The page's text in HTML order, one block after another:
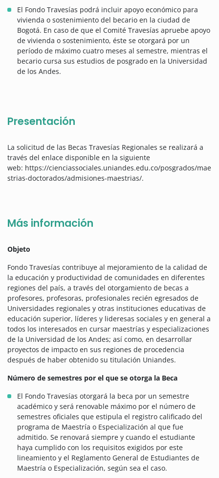
El Fondo Travesías podrá incluir apoyo económico para
vivienda o sostenimiento del becario en la ciudad de
Bogotá. En caso de que el Comité Travesías apruebe apoyo
de vivienda o sostenimiento, éste se otorgará por un
período de máximo cuatro meses al semestre, mientras el
becario cursa sus estudios de posgrado en la Universidad
de los Andes.
Presentación
La solicitud de las Becas Travesías Regionales se realizará a
través del enlace disponible en la siguiente
web: https://cienciassociales.uniandes.edu.co/posgrados/mae
strias-doctorados/admisiones-maestrias/.
Más información
Objeto
Fondo Travesías contribuye al mejoramiento de la calidad de
la educación y productividad de comunidades en diferentes
regiones del país, a través del otorgamiento de becas a
profesores, profesoras, profesionales recién egresados de
Universidades regionales y otras instituciones educativas de
educación superior, líderes y lideresas sociales y en general a
todos los interesados en cursar maestrías y especializaciones
de la Universidad de los Andes; así como, en desarrollar
proyectos de impacto en sus regiones de procedencia
después de haber obtenido su titulación Uniandes.
Número de semestres por el que se otorga la Beca
El Fondo Travesías otorgará la beca por un semestre
académico y será renovable máximo por el número de
semestres oficiales que estipula el registro calificado del
programa de Maestría o Especialización al que fue
admitido. Se renovará siempre y cuando el estudiante
haya cumplido con los requisitos exigidos por este
lineamiento y el Reglamento General de Estudiantes de
Maestría o Especialización, según sea el caso.